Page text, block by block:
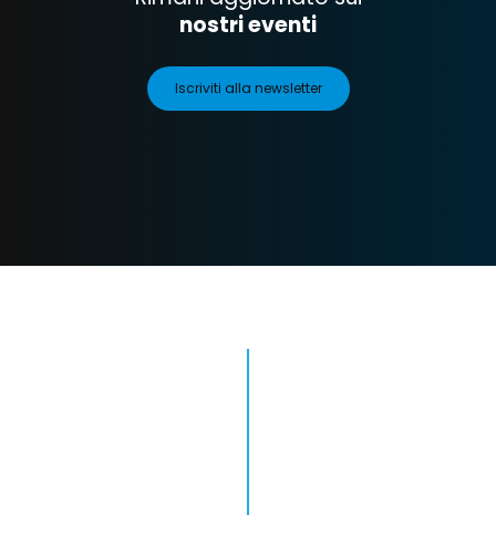
nostri eventi
Iscriviti alla newsletter